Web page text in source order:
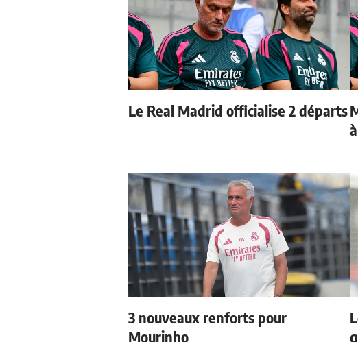
Le Real Madrid officialise 2 départs
3 nouveaux renforts pour
Mourinho